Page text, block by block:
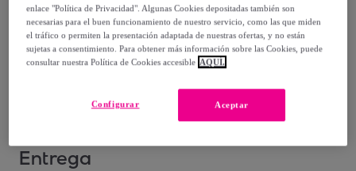
135,90 €
-50%
Vendido porUNIVERSAL XXI. Especialistas en alfombras
Entrega
enlace "Política de Privacidad". Algunas Cookies depositadas también son
necesarias para el buen funcionamiento de nuestro servicio, como las que miden
el tráfico o permiten la presentación adaptada de nuestras ofertas, y no están
sujetas a consentimiento. Para obtener más información sobre las Cookies, puede
consultar nuestra Política de Cookies accesible AQUÍ.
Aceptar
Configurar